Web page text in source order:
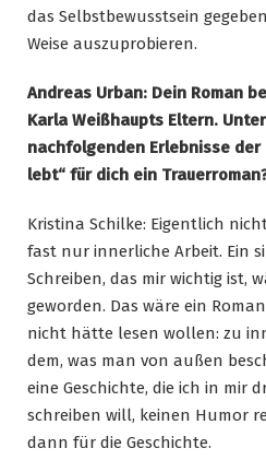
das Selbstbewusstsein
Weise auszuprobieren.
Andreas Urban: Dein Roman
Karla Weißhaupts Eltern.
nachfolgenden Erlebnisse der
lebt“ für dich ein
Kristina Schilke: Eigentlich
fast nur innerliche Arbeit. Ein
Schreiben, das mir wichtig ist,
geworden. Das wäre ein
nicht hätte lesen wollen: zu
dem, was man von außen
eine Geschichte, die ich in mir
schreiben will, keinen Humor
dann für die Geschichte.